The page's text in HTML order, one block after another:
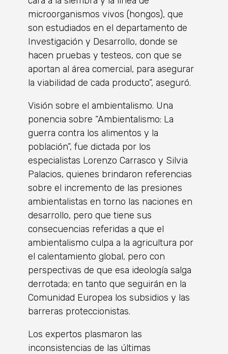
microorganismos vivos (hongos), que
son estudiados en el departamento de
Investigación y Desarrollo, donde se
hacen pruebas y testeos, con que se
aportan al área comercial, para asegurar
la viabilidad de cada producto”, aseguró.
Visión sobre el ambientalismo. Una
ponencia sobre “Ambientalismo: La
guerra contra los alimentos y la
población”, fue dictada por los
especialistas Lorenzo Carrasco y Silvia
Palacios, quienes brindaron referencias
sobre el incremento de las presiones
ambientalistas en torno las naciones en
desarrollo, pero que tiene sus
consecuencias referidas a que el
ambientalismo culpa a la agricultura por
el calentamiento global, pero con
perspectivas de que esa ideología salga
derrotada; en tanto que seguirán en la
Comunidad Europea los subsidios y las
barreras proteccionistas.
Los expertos plasmaron las
inconsistencias de las últimas